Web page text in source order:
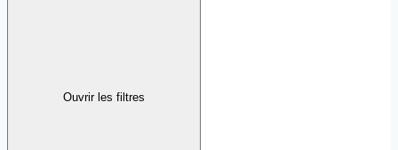
Ouvrir les filtres